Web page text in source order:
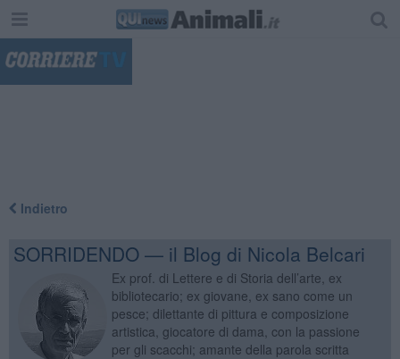
Indietro
SORRIDENDO — il Blog di Nicola Belcari
Ex prof. di Lettere e di Storia dell’arte, ex
bibliotecario; ex giovane, ex sano come un
pesce; dilettante di pittura e composizione
artistica, giocatore di dama, con la passione
per gli scacchi; amante della parola scritta